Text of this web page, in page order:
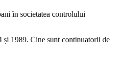
în societatea controlului
și 1989. Cine sunt continuatorii de